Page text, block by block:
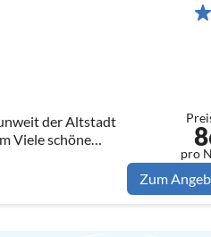
der Altstadt
Viele schöne
pro
Zum